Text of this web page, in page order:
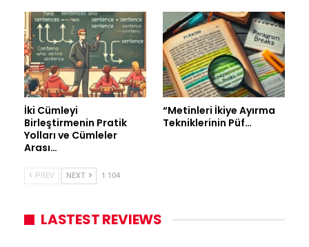
İki Cümleyi
Birleştirmenin Pratik
Yolları ve Cümleler
Arası…
“Metinleri İkiye Ayırma
Tekniklerinin Püf…
PREV NEXT 1 104
LASTEST REVIEWS